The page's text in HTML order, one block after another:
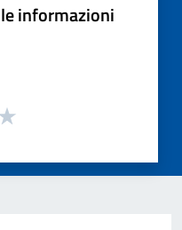
informazioni